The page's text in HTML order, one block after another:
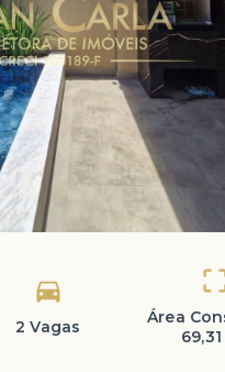
2 Vagas
Área